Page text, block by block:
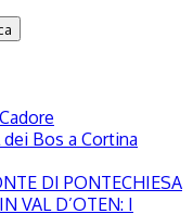
Bos a Cortina
DI PONTECHIESA
VAL D’OTEN: I